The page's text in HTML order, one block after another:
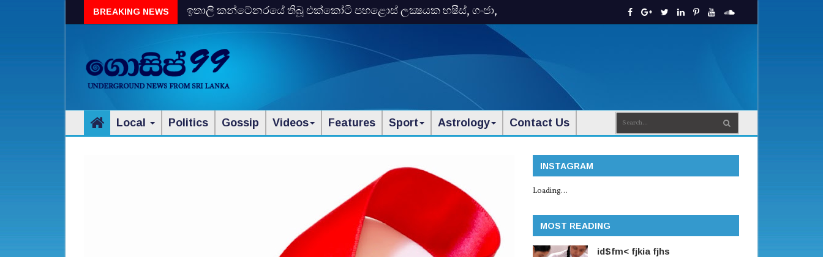
BREAKING NEWS
ඉතාලි කන්ටේනරයේ තිබූ එක්‌කෝටි පහළොස්‌ ලක්‍ෂයක හෂීස්‌, ගංජා,
Local Politics Gossip Videos Features Sport Astrology Contact Us
INSTAGRAM
Loading...
MOST READING
id$fm< fjkia fjhs